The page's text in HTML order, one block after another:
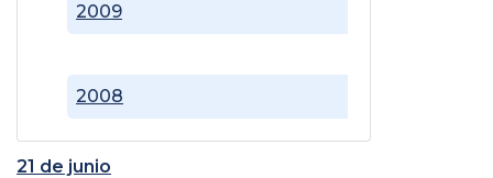
2008
2009
21 de junio